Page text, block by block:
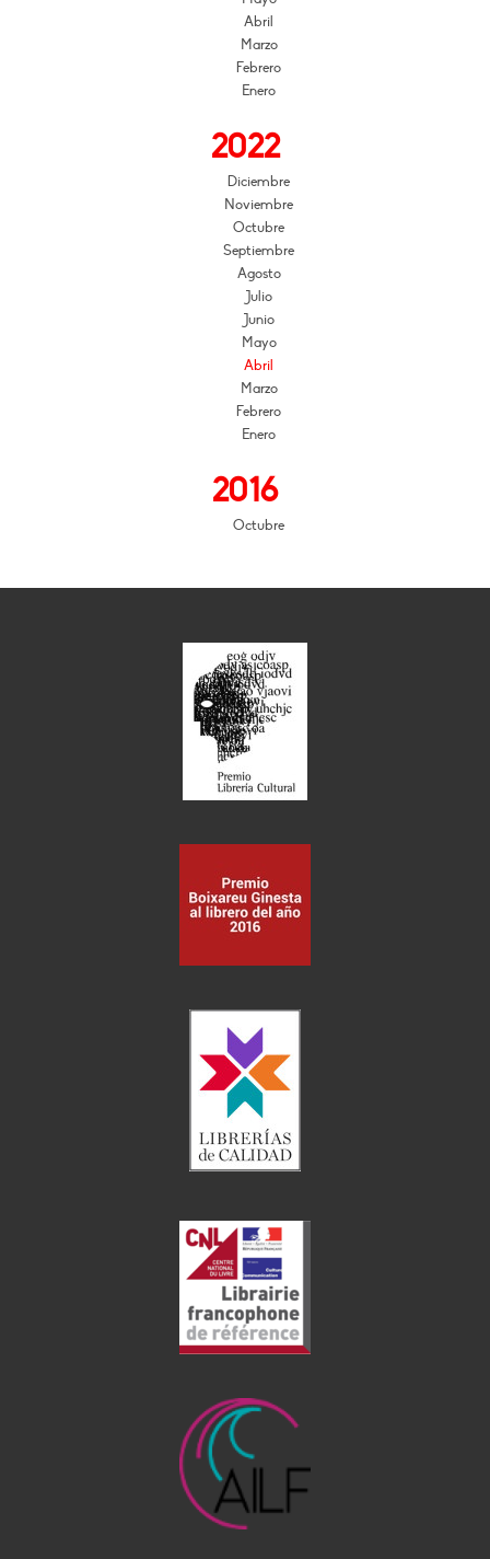
Abril
Marzo
Febrero
Enero
2022
Diciembre
Noviembre
Octubre
Septiembre
Agosto
Julio
Junio
Mayo
Abril
Marzo
Febrero
Enero
2016
Octubre